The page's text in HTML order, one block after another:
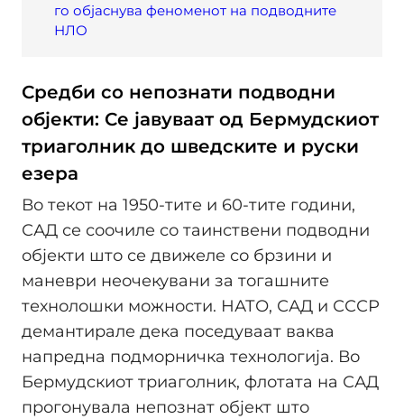
го објаснува феноменот на подводните
НЛО
Средби со непознати подводни
објекти: Се јавуваат од Бермудскиот
триаголник до шведските и руски
езера
Во текот на 1950-тите и 60-тите години,
САД се соочиле со таинствени подводни
објекти што се движеле со брзини и
маневри неочекувани за тогашните
технолошки можности. НАТО, САД и СССР
демантирале дека поседуваат ваква
напредна подморничка технологија. Во
Бермудскиот триаголник, флотата на САД
прогонувала непознат објект што